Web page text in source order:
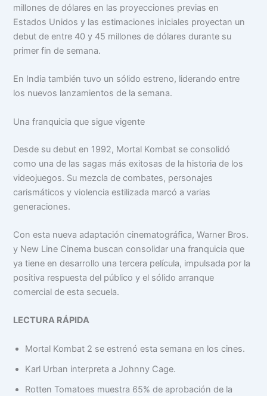
millones de dólares en las proyecciones previas en
Estados Unidos y las estimaciones iniciales proyectan un
debut de entre 40 y 45 millones de dólares durante su
primer fin de semana.
En India también tuvo un sólido estreno, liderando entre
los nuevos lanzamientos de la semana.
Una franquicia que sigue vigente
Desde su debut en 1992, Mortal Kombat se consolidó
como una de las sagas más exitosas de la historia de los
videojuegos. Su mezcla de combates, personajes
carismáticos y violencia estilizada marcó a varias
generaciones.
Con esta nueva adaptación cinematográfica, Warner Bros.
y New Line Cinema buscan consolidar una franquicia que
ya tiene en desarrollo una tercera película, impulsada por la
positiva respuesta del público y el sólido arranque
comercial de esta secuela.
LECTURA RÁPIDA
Mortal Kombat 2 se estrenó esta semana en los cines.
Karl Urban interpreta a Johnny Cage.
Rotten Tomatoes muestra 65% de aprobación de la